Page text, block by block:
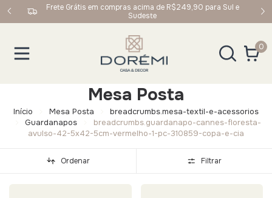
Frete Grátis em compras acima de R$249,90 para Sul e
Sudeste
0
Mesa Posta
Início Mesa Posta
breadcrumbs.mesa-textil-e-acessorios
Guardanapos
breadcrumbs.guardanapo-cannes-floresta-
avulso-42-5x42-5cm-vermelho-1-pc-310859-copa-e-cia
Ordenar Filtrar